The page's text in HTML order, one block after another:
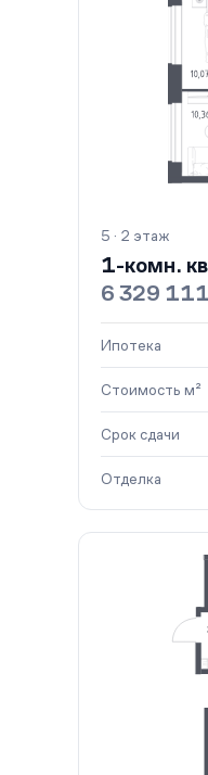
5 · 2 этаж
1-комн.
6 329
Ипотека
Стоимость м²
Срок сдачи
Отделка